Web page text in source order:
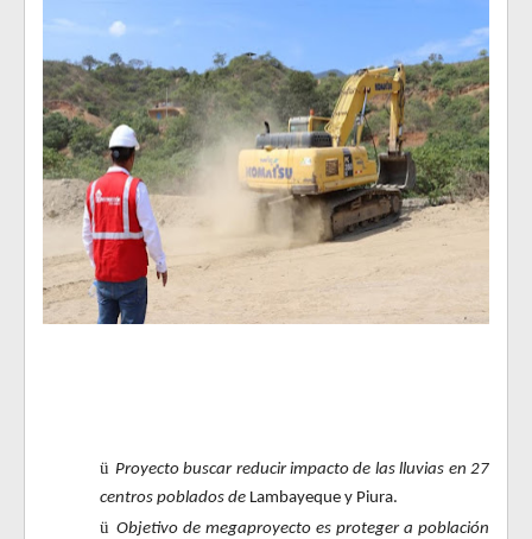
ü Proyecto buscar reducir impacto de las lluvias en 27
centros poblados de Lambayeque y Piura.
ü Objetivo de megaproyecto es proteger a población